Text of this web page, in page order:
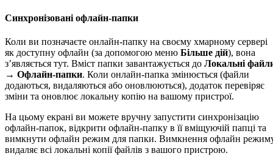
Синхронізовані офлайн-папки
Коли ви позначаєте онлайн-папку на своєму хмарному сервері
як доступну офлайн (за допомогою меню Більше дій), вона
з’являється тут. Вміст папки завантажується до Локальні
→ Офлайн-папки. Коли онлайн-папка змінюється (файли
додаються, видаляються або оновлюються), додаток перевіряє
зміни та оновлює локальну копію на вашому пристрої.
На цьому екрані ви можете вручну запустити синхронізацію
офлайн-папок, відкрити офлайн-папку в її вміщуючій папці та
вимкнути офлайн режим для папки. Вимкнення офлайн
видаляє всі локальні копії файлів з вашого пристрою.